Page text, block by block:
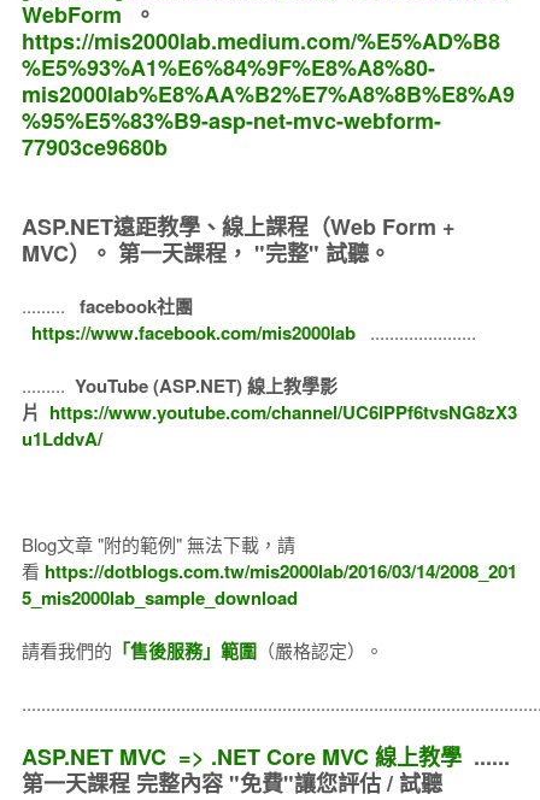
WebForm 。
https://mis2000lab.medium.com/%E5%AD%B8
%E5%93%A1%E6%84%9F%E8%A8%80-
mis2000lab%E8%AA%B2%E7%A8%8B%E8%A9
%95%E5%83%B9-asp-net-mvc-webform-
77903ce9680b
ASP.NET遠距教學、線上課程（Web Form +
MVC）。 第一天課程， "完整" 試聽。
.........
facebook社團
https://www.facebook.com/mis2000lab
......................
......... YouTube (ASP.NET) 線上教學影
片 https://www.youtube.com/channel/UC6IPPf6tvsNG8zX3
u1LddvA/
Blog文章 "附的範例" 無法下載，請
看 https://dotblogs.com.tw/mis2000lab/2016/03/14/2008_201
5_mis2000lab_sample_download
請看我們的 「售後服務」範圍（嚴格認定）。
ASP.NET MVC => .NET Core MVC 線上教學......
第一天課程 完整內容 "免費"讓您評估 / 試聽